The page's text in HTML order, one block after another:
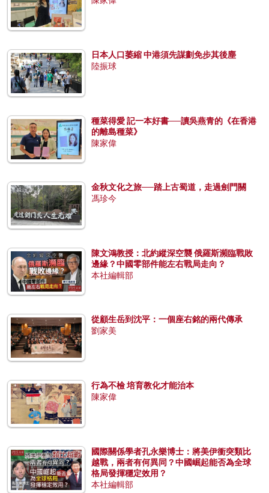
日本人口萎縮 中港須先謀劃免步其後塵
陸振球
種菜得愛 記一本好書──讀吳燕青的《在香港
的離島種菜》
陳家偉
金秋文化之旅──踏上古蜀道，走過劍門關
馮珍今
陳文鴻教授：北約縱深空襲 俄羅斯瀕臨戰敗
邊緣？中國零部件能左右戰局走向？
本社編輯部
從顧生岳到沈平：一個座右銘的兩代傳承
劉家美
行為不檢 培育教化才能治本
陳家偉
國際關係學者孔永樂博士：將美伊衝突類比
越戰，兩者有何異同？中國崛起能否為全球
格局發揮穩定效用？
本社編輯部